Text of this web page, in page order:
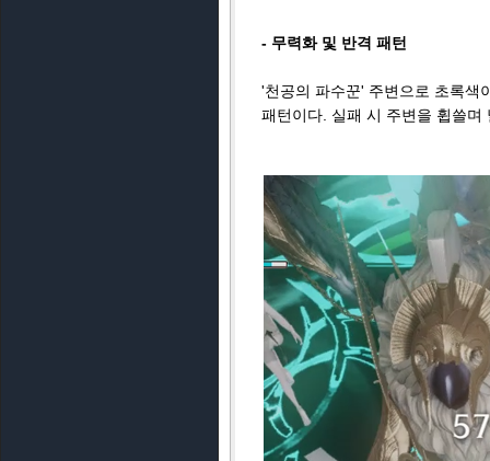
- 무력화 및 반격 패턴
'천공의 파수꾼' 주변으로 초록색
패턴이다. 실패 시 주변을 휩쓸며